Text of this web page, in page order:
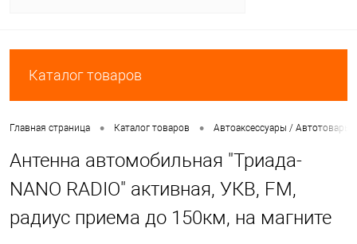
Каталог товаров
Главная страница • Каталог товаров • Автоаксессуары / Автотовары
Антенна автомобильная "Триада-
NANO RADIO" активная, УКВ, FM,
радиус приема до 150км, на магните